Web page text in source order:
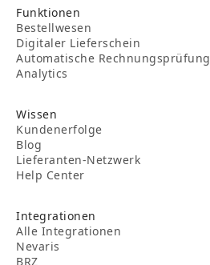
Funktionen
Bestellwesen
Digitaler Lieferschein
Automatische Rechnungsprüfung
Analytics
Wissen
Kundenerfolge
Blog
Lieferanten-Netzwerk
Help Center
Integrationen
Alle Integrationen
Nevaris
BRZ